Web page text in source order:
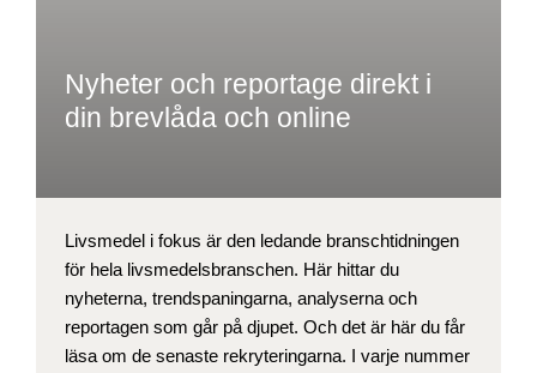
Nyheter och reportage direkt i
din brevlåda och online
Livsmedel i fokus är den ledande branschtidningen
för hela livsmedelsbranschen. Här hittar du
nyheterna, trendspaningarna, analyserna och
reportagen som går på djupet. Och det är här du får
läsa om de senaste rekryteringarna. I varje nummer